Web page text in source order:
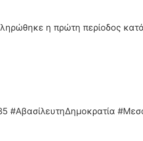
η πρώτη περίοδος
#ΑβασίλευτηΔημοκρατία